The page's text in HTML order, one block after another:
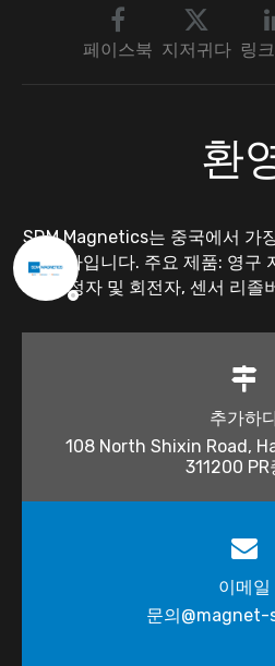
페이스북 지저귀다 링
환
SDM Magnetics는 중국에서 가
중 하나입니다. 주요 제품: 영구
고정자 및 회전자, 센서 리
추가하
108 North Shixin Road,
311200 PR
이메일
문의@magnet-